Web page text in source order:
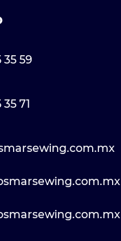
35 59
35 71